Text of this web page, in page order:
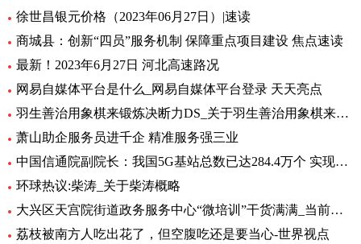
徐世昌银元价格（2023年06月27日）|速读
商城县：创新“四员”服务机制 保障重点项目建设 焦点速读
最新！2023年6月27日 河北高速路况
网易自媒体平台是什么_网易自媒体平台登录 天天亮点
羽生善治用象棋来锻炼决断力DS_关于羽生善治用象棋来锻炼决断力DS介绍
萧山助企服务员进千企 精准服务强三业
中国信通院副院长：我国5G基站总数已达284.4万个 实现“县县通5G”_热消息
环球热议:柴涛_关于柴涛概略
大兴区天宫院街道政务服务中心“微培训”干货满满_当前快看
荔枝被南方人吃出花了，但空腹吃还是要当心-世界视点